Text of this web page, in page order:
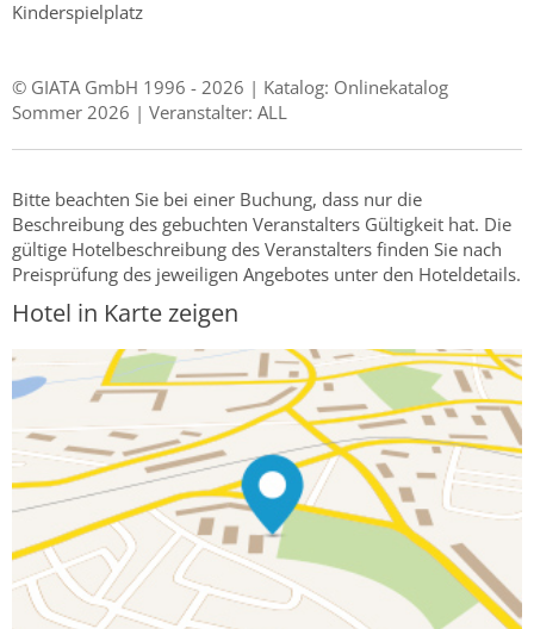
Kinderspielplatz
© GIATA GmbH 1996 - 2026 | Katalog: Onlinekatalog
Sommer 2026 | Veranstalter: ALL
Bitte beachten Sie bei einer Buchung, dass nur die
Beschreibung des gebuchten Veranstalters Gültigkeit hat. Die
gültige Hotelbeschreibung des Veranstalters finden Sie nach
Preisprüfung des jeweiligen Angebotes unter den Hoteldetails.
Hotel in Karte zeigen